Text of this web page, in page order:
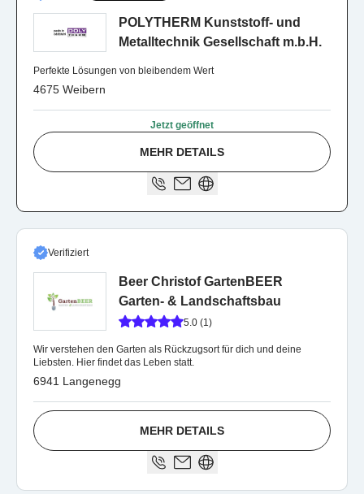
POLYTHERM Kunststoff- und
Metalltechnik Gesellschaft m.b.H.
Perfekte Lösungen von bleibendem Wert
4675 Weibern
Jetzt geöffnet
MEHR DETAILS
Verifiziert
Beer Christof GartenBEER
Garten- & Landschaftsbau
5.0 (1)
Wir verstehen den Garten als Rückzugsort für dich und deine
Liebsten. Hier findet das Leben statt.
6941 Langenegg
MEHR DETAILS